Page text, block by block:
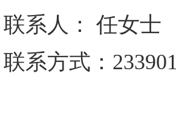
联系人：
任女士
联系方式：